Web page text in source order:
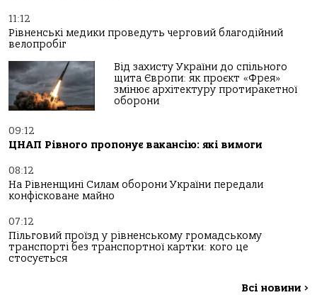
11:12
Рівненські медики проведуть черговий благодійний
велопробіг
Від захисту України до спільного
щита Європи: як проєкт «Фрея»
змінює архітектуру протиракетної
оборони
09:12
ЦНАП Рівного пропонує вакансію: які вимоги
08:12
На Рівненщині Силам оборони України передали
конфісковане майно
07:12
Пільговий проїзд у рівненському громадському
транспорті без транспортної картки: кого це
стосується
Всі новини >